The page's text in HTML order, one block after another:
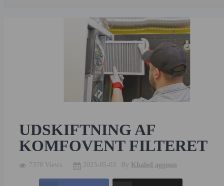
UDSKIFTNING AF
KOMFOVENT FILTERET
7378 Views 2023-05-03 By Khaled aggoun